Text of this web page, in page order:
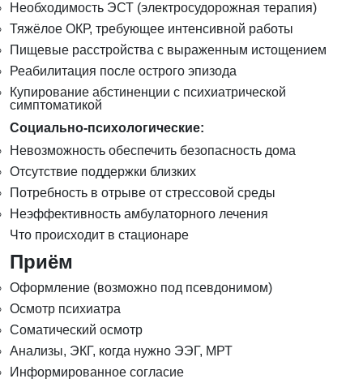
Необходимость ЭСТ (электросудорожная терапия)
Тяжёлое ОКР, требующее интенсивной работы
Пищевые расстройства с выраженным истощением
Реабилитация после острого эпизода
Купирование абстиненции с психиатрической
симптоматикой
Социально-психологические:
Невозможность обеспечить безопасность дома
Отсутствие поддержки близких
Потребность в отрыве от стрессовой среды
Неэффективность амбулаторного лечения
Что происходит в стационаре
Приём
Оформление (возможно под псевдонимом)
Осмотр психиатра
Соматический осмотр
Анализы, ЭКГ, когда нужно ЭЭГ, МРТ
Информированное согласие